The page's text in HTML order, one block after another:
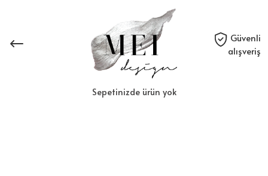
Güvenli
alışveriş
Sepetinizde ürün yok